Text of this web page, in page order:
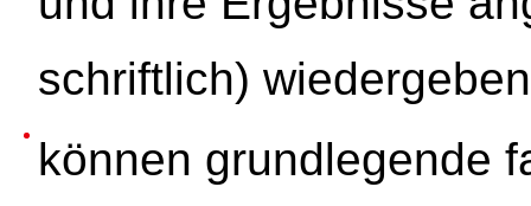
schriftlich)
können grundlegende